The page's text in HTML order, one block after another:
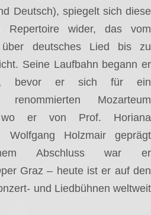
Deutsch), spiegelt sich diese
Repertoire wider, das vom
über deutsches Lied bis zu
Seine Laufbahn begann er
bevor er sich für ein
renommierten Mozarteum
wo er von Prof. Horiana
Wolfgang Holzmair geprägt
Abschluss war er
Graz – heute ist er auf den
und Liedbühnen weltweit